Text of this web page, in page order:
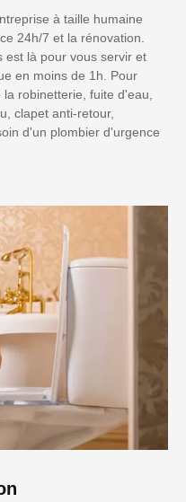
à taille humaine
24h/7 et la rénovation.
est là pour vous servir et
en moins de 1h. Pour
robinetterie, fuite d'eau,
clapet anti-retour,
d'un plombier d'urgence